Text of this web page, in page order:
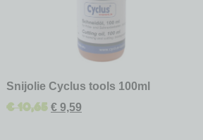
Snijolie Cyclus tools 100ml
€10,65 € 9,59